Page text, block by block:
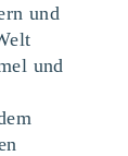
und
und